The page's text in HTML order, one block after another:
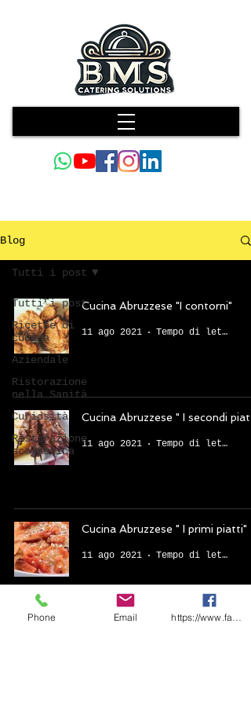
Blog
Tutti i post
Ricette di
cucina
Aziendale
Ristorazione
nella Sanità
Curiosità
Ristorazione
scolastica
Tutti i post
Cucina Abruzzese "I contorni"
11 ago 2021 Tempo di lettura: 3 min
Cucina Abruzzese " I secondi
11 ago 2021 Tempo di lettura: 3 min
Cucina Abruzzese " I primi piatti"
11 ago 2021 Tempo di lettura: 5 min
Phone Email